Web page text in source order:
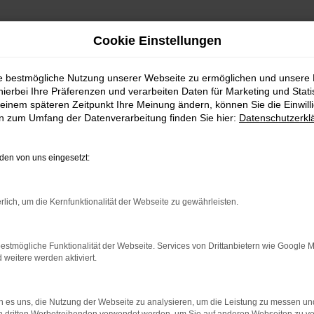
mit
Mobilität in Schrobenhausen
Sie sich in der ersten Liga der überzeugenden
könnte. Untermauert wird dies durch exzellente
für Schrobenhausen und Umgebung. Dank
Landstraße und profitieren zudem vom üppig
Cookie Einstellungen
bestmögliche Nutzung unserer Webseite zu ermöglichen und unsere
Ihre Präferenzen und verarbeiten Daten für Marketing und
späteren Zeitpunkt Ihre Meinung ändern, können Sie die
zum Umfang der Datenverarbeitung finden Sie hier:
von uns eingesetzt:
um die Kernfunktionalität der Webseite zu gewährleisten.
Funktionalität der Webseite. Services von Drittanbietern wie Google
weitere werden aktiviert.
es uns, die Nutzung der Webseite zu analysieren, um die Leistung zu messen